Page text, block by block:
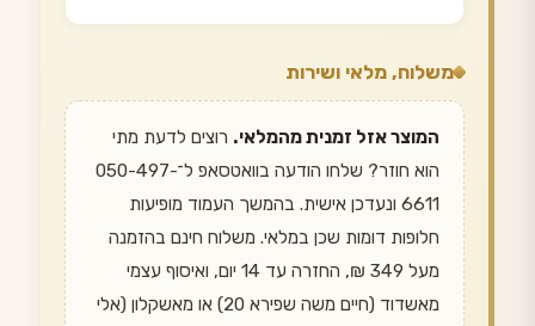
משלוח, מלאי ושירות
המוצר אזל זמנית מהמלאי. רוצים לדעת מתי
הוא חוזר? שלחו הודעה בוואטסאפ ל־050-497-
6611 ונעדכן אישית. בהמשך העמוד מופיעות
חלופות דומות שכן במלאי. משלוח חינם בהזמנה
מעל 349 ₪, החזרה עד 14 יום, ואיסוף עצמי
מאשדוד (חיים משה שפירא 20) או מאשקלון (אלי